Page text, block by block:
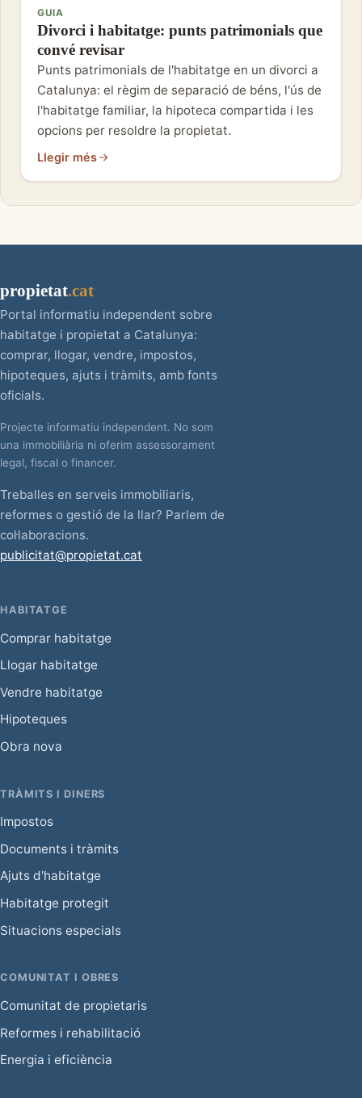
GUIA
Divorci i habitatge: punts patrimonials que
convé revisar
Punts patrimonials de l'habitatge en un divorci a
Catalunya: el règim de separació de béns, l'ús de
l'habitatge familiar, la hipoteca compartida i les
opcions per resoldre la propietat.
Llegir més
propietat.cat
Portal informatiu independent sobre
habitatge i propietat a Catalunya:
comprar, llogar, vendre, impostos,
hipoteques, ajuts i tràmits, amb fonts
oficials.
Projecte informatiu independent. No som
una immobiliària ni oferim assessorament
legal, fiscal o financer.
Treballes en serveis immobiliaris,
reformes o gestió de la llar? Parlem de
col·laboracions.
publicitat@propietat.cat
HABITATGE
Comprar habitatge
Llogar habitatge
Vendre habitatge
Hipoteques
Obra nova
TRÀMITS I DINERS
Impostos
Documents i tràmits
Ajuts d'habitatge
Habitatge protegit
Situacions especials
COMUNITAT I OBRES
Comunitat de propietaris
Reformes i rehabilitació
Energia i eficiència